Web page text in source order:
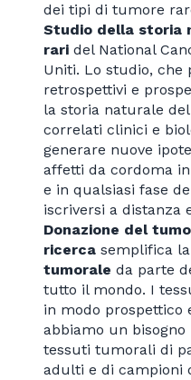
dei tipi di tumore
Studio della storia
rari del National
Uniti. Lo studio, che
retrospettivi e
la storia naturale
correlati clinici e
generare nuove
affetti da cordoma
e in qualsiasi fase
iscriversi a distanza
Donazione del
ricerca semplifica la
tumorale da parte
tutto il mondo. I
in modo prospettico
abbiamo un
tessuti tumorali di
adulti e di campioni